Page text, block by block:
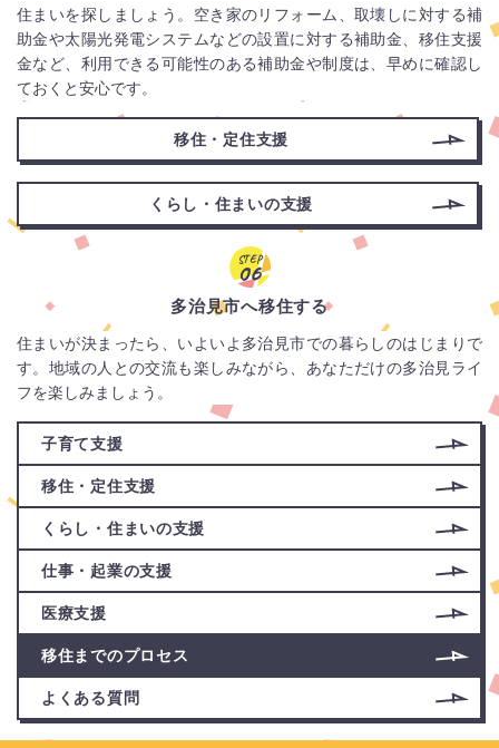
住まいを探しましょう。空き家のリフォーム、取壊しに対する補
助金や太陽光発電システムなどの設置に対する補助金、移住支援
金など、利用できる可能性のある補助金や制度は、早めに確認し
ておくと安心です。
移住 ・ 定住支援
くらし ・ 住まいの支援
STEP
06
多治見市へ移住する
住まいが決まったら、いよいよ多治見市での暮らしのはじまりで
す。地域の人との交流も楽しみながら、あなただけの多治見ライ
フを楽しみましょう。
ニ
ー
子育て支援
移住・定住支援
くらし・住まいの支援
仕事・起業の支援
医療支援
移住までのプロセス
よくある質問